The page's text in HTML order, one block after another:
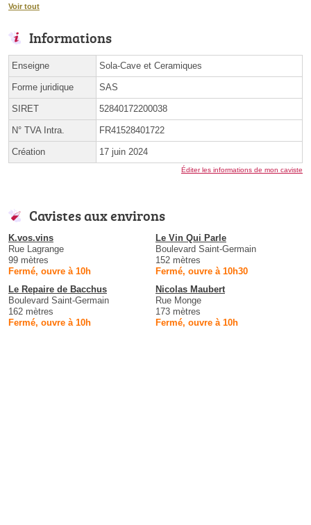
Voir tout
Informations
Enseigne Sola-Cave et Ceramiques
Forme juridique SAS
SIRET 52840172200038
N° TVA Intra. FR41528401722
Création 17 juin 2024
Éditer les informations de mon caviste
Cavistes aux environs
K.vos.vins
Rue Lagrange
99 mètres
Fermé, ouvre à 10h
Le Vin Qui Parle
Boulevard Saint-Germain
152 mètres
Fermé, ouvre à 10h30
Le Repaire de Bacchus
Boulevard Saint-Germain
162 mètres
Fermé, ouvre à 10h
Nicolas Maubert
Rue Monge
173 mètres
Fermé, ouvre à 10h